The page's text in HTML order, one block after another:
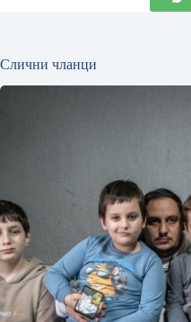
Слични чланци